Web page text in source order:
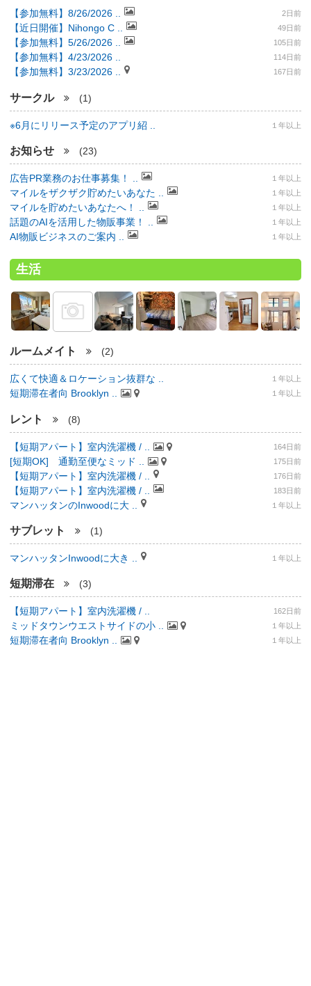
【参加無料】8/26/2026 .. 2日前
【近日開催】Nihongo C .. 49日前
【参加無料】5/26/2026 .. 105日前
【参加無料】4/23/2026 .. 114日前
【参加無料】3/23/2026 .. 167日前
サークル (1)
※6月にリリース予定のアプリ紹 .. １年以上
お知らせ (23)
広告PR業務のお仕事募集！ .. １年以上
マイルをザクザク貯めたいあなた .. １年以上
マイルを貯めたいあなたへ！ .. １年以上
話題のAIを活用した物販事業！ .. １年以上
AI物販ビジネスのご案内 .. １年以上
生活
ルームメイト (2)
広くて快適＆ロケーション抜群な .. １年以上
短期滞在者向 Brooklyn .. １年以上
レント (8)
【短期アパート】室内洗濯機 / .. 164日前
[短期OK] 通勤至便なミッド .. 175日前
【短期アパート】室内洗濯機 / .. 176日前
【短期アパート】室内洗濯機 / .. 183日前
マンハッタンのInwoodに大 .. １年以上
サブレット (1)
マンハッタンInwoodに大き .. １年以上
短期滞在 (3)
【短期アパート】室内洗濯機 / .. 162日前
ミッドタウンウエストサイドの小 .. １年以上
短期滞在者向 Brooklyn .. １年以上